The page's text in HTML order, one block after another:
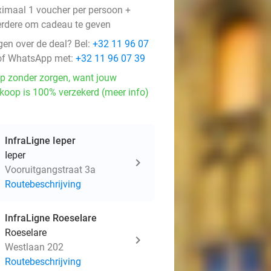
1 voucher per persoon +
om cadeau te geven
over de deal? Bel: +32 11 96 07
WhatsApp met: +32 11 96 07 39
zonder zorgen, want jouw
is 100% verzekerd (meer info)
InfraLigne Ieper
Ieper
Vooruitgangstraat 3a
Routebeschrijving
InfraLigne Roeselare
Roeselare
Westlaan 202
Routebeschrijving